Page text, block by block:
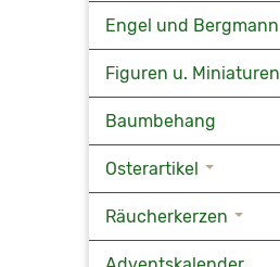
Engel und Bergmann
Figuren u. Miniaturen
Baumbehang
Osterartikel
Räucherkerzen